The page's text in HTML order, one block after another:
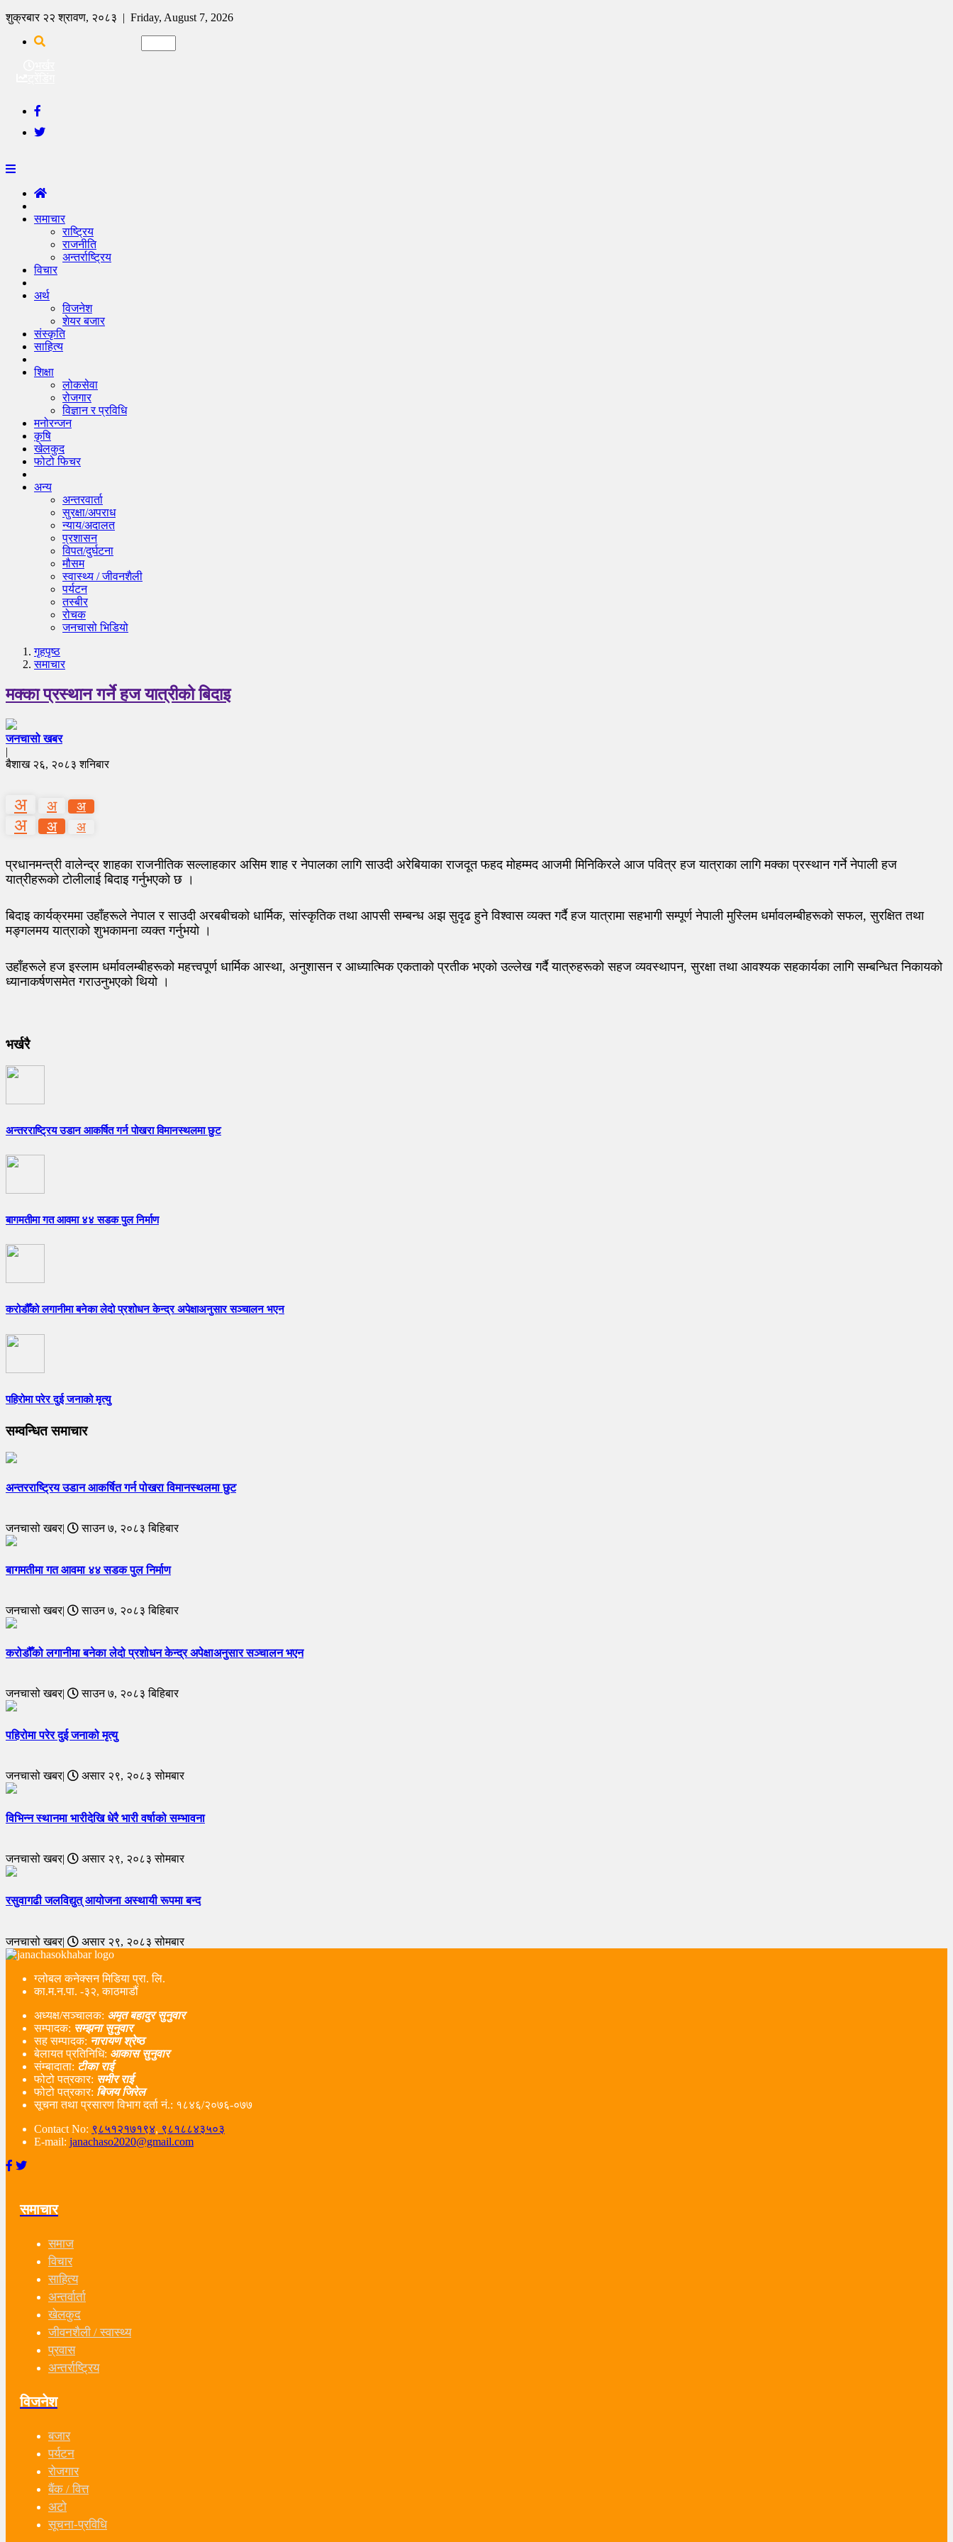
शुक्रबार २२ श्रावण, २०८३ | Friday, August 7, 2026
समाचार
राष्ट्रिय
राजनीति
अन्तर्राष्ट्रिय
विचार
अर्थ
विजनेश
शेयर बजार
संस्कृति
साहित्य
शिक्षा
लोकसेवा
रोजगार
विज्ञान र प्रविधि
मनोरन्जन
कृषि
खेलकुद
फोटो फिचर
अन्य
अन्तरवार्ता
सुरक्षा/अपराध
न्याय/अदालत
प्रशासन
विपत/दुर्घटना
मौसम
स्वास्थ्य / जीवनशैली
पर्यटन
तस्बीर
रोचक
जनचासो भिडियो
गृहपृष्‍ठ
समाचार
मक्का प्रस्थान गर्ने हज यात्रीको बिदाइ
जनचासो खबर
|
बैशाख २६, २०८३ शनिबार
अ अ अ
अ अ अ
प्रधानमन्त्री वालेन्द्र शाहका राजनीतिक सल्लाहकार असिम शाह र नेपालका लागि साउदी अरेबियाका राजदूत फहद मोहम्मद आजमी मिनिकिरले आज पवित्र हज यात्राका लागि मक्का प्रस्थान गर्ने नेपाली हज
यात्रीहरूको टोलीलाई बिदाइ गर्नुभएको छ ।
बिदाइ कार्यक्रममा उहाँहरूले नेपाल र साउदी अरबबीचको धार्मिक, सांस्कृतिक तथा आपसी सम्बन्ध अझ सुदृढ हुने विश्वास व्यक्त गर्दै हज यात्रामा सहभागी सम्पूर्ण नेपाली मुस्लिम धर्मावलम्बीहरूको सफल, सुरक्षित तथा
मङ्गलमय यात्राको शुभकामना व्यक्त गर्नुभयो ।
उहाँहरूले हज इस्लाम धर्मावलम्बीहरूको महत्त्वपूर्ण धार्मिक आस्था, अनुशासन र आध्यात्मिक एकताको प्रतीक भएको उल्लेख गर्दै यात्रुहरूको सहज व्यवस्थापन, सुरक्षा तथा आवश्यक सहकार्यका लागि सम्बन्धित निकायको
ध्यानाकर्षणसमेत गराउनुभएको थियो ।
भर्खरै
अन्तरराष्ट्रिय उडान आकर्षित गर्न पोखरा विमानस्थलमा छुट
बागमतीमा गत आवमा ४४ सडक पुल निर्माण
करोडौँको लगानीमा बनेका लेदो प्रशोधन केन्द्र अपेक्षाअनुसार सञ्चालन भएन
पहिरोमा परेर दुई जनाको मृत्यु
सम्वन्धित समाचार
अन्तरराष्ट्रिय उडान आकर्षित गर्न पोखरा विमानस्थलमा छुट
जनचासो खबर| साउन ७, २०८३ बिहिबार
बागमतीमा गत आवमा ४४ सडक पुल निर्माण
जनचासो खबर| साउन ७, २०८३ बिहिबार
करोडौँको लगानीमा बनेका लेदो प्रशोधन केन्द्र अपेक्षाअनुसार सञ्चालन भएन
जनचासो खबर| साउन ७, २०८३ बिहिबार
पहिरोमा परेर दुई जनाको मृत्यु
जनचासो खबर| असार २९, २०८३ सोमबार
विभिन्न स्थानमा भारीदेखि धेरै भारी वर्षाको सम्भावना
जनचासो खबर| असार २९, २०८३ सोमबार
रसुवागढी जलविद्युत् आयोजना अस्थायी रूपमा बन्द
जनचासो खबर| असार २९, २०८३ सोमबार
ग्लोबल कनेक्सन मिडिया प्रा. लि.
का.म.न.पा. -३२, काठमाडौं
अध्यक्ष/सञ्चालक: अमृत बहादुर सुनुवार
सम्पादक: सम्झना सुनुवार
सह सम्पादक: नारायण श्रेष्ठ
बेलायत प्रतिनिधि: आकास सुनुवार
संम्बादाता: टीका राई
फोटो पत्रकार: समीर राई
फोटो पत्रकार: बिजय जिरेल
सूचना तथा प्रसारण विभाग दर्ता नं‌.: १८४६/२०७६-०७७
Contact No: ९८५१२१७१९४, ९८१८८४३५०३
E-mail: janachaso2020@gmail.com
समाचार
समाज
विचार
साहित्य
अन्तर्वार्ता
खेलकुद
जीवनशैली / स्वास्थ्य
प्रवास
अन्तर्राष्ट्रिय
विजनेश
बजार
पर्यटन
रोजगार
बैंक / वित्त
अटो
सूचना-प्रविधि